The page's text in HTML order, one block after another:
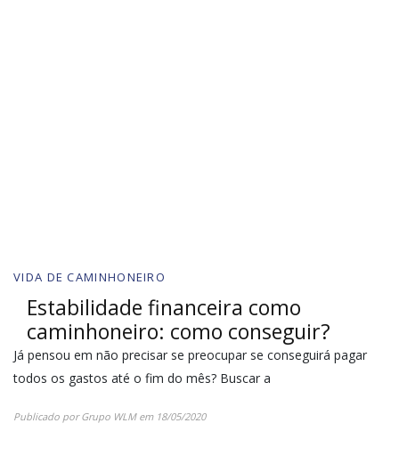
VIDA DE CAMINHONEIRO
Estabilidade financeira como
caminhoneiro: como conseguir?
Já pensou em não precisar se preocupar se conseguirá pagar
todos os gastos até o fim do mês? Buscar a
Publicado porGrupo WLMem 18/05/2020